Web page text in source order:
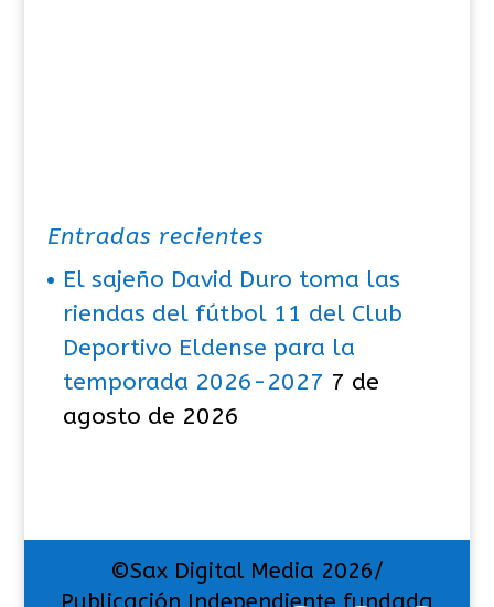
Entradas recientes
El sajeño David Duro toma las
riendas del fútbol 11 del Club
Deportivo Eldense para la
temporada 2026-2027 7 de
agosto de 2026
©Sax Digital Media 2026/